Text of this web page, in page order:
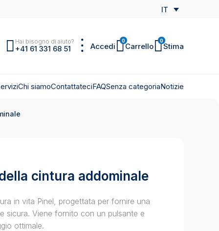
IT
Hai bisogno di aiuto?
+41 61 331 68 51 Accedi
0
Carrello
0
Stima
Chi siamoContattateciFAQSenza categoriaNotizie
cintura addominale
in vita Pinel, progettata per fornire una
sicura. Viene fornito con un pulsante e
ottimale.